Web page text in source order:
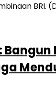
Bangun